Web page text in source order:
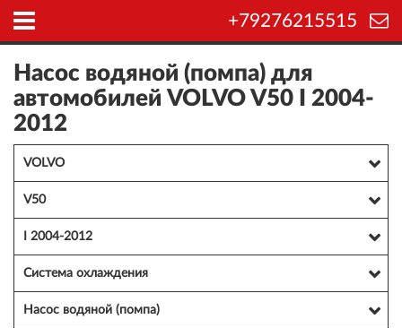
+79276215515
Насос водяной (помпа) для
автомобилей VOLVO V50 I 2004-
2012
VOLVO
V50
I 2004-2012
Система охлаждения
Насос водяной (помпа)